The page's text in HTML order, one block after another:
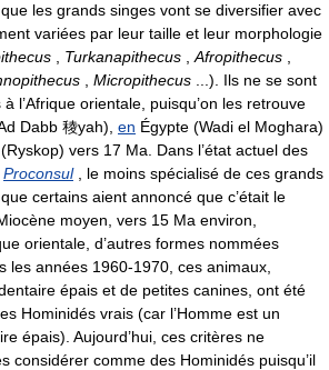
les grands singes vont se diversifier avec
variées par leur taille et leur morphologie
Turkanapithecus Afropithecus
Micropithecus ...). Ils ne se sont
l’Afrique orientale, puisqu’on les retrouve
Dabb 稜yah), en Égypte (Wadi el Moghara)
vers 17 Ma. Dans l’état actuel des
Proconsul, le moins spécialisé de ces grands
certains aient annoncé que c’était le
moyen, vers 15 Ma environ,
orientale, d’autres formes nommées
les années 1960-1970, ces animaux,
épais et de petites canines, ont été
Hominidés vrais (car l’Homme est un
épais). Aujourd’hui, ces critères ne
considérer comme des Hominidés puisqu’il